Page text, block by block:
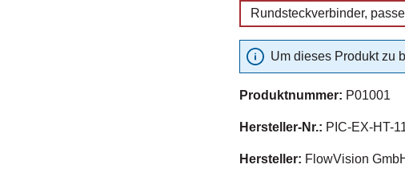
Rundsteckverbinder,
Um dieses Produkt zu
Produktnummer: P01001
Hersteller-Nr.: PIC-EX-HT-
Hersteller: FlowVision